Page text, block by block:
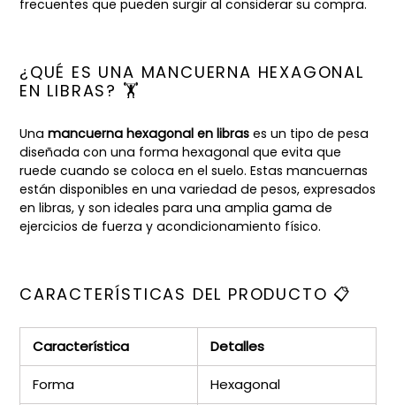
frecuentes que pueden surgir al considerar su compra.
¿QUÉ ES UNA MANCUERNA HEXAGONAL
EN LIBRAS? 🏋️
Una mancuerna hexagonal en libras es un tipo de pesa
diseñada con una forma hexagonal que evita que
ruede cuando se coloca en el suelo. Estas mancuernas
están disponibles en una variedad de pesos, expresados
en libras, y son ideales para una amplia gama de
ejercicios de fuerza y acondicionamiento físico.
CARACTERÍSTICAS DEL PRODUCTO 📋
Característica Detalles
Forma Hexagonal